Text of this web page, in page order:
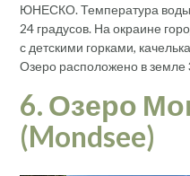
ЮНЕСКО. Температура воды
24 градусов. На окраине
с детскими горками,
Озеро расположено в земле
6. Озеро
(Mondsee)